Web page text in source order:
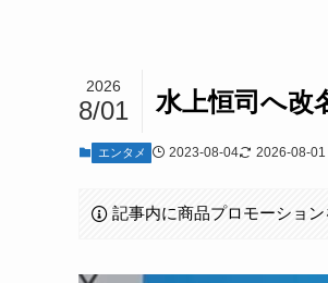
水上恒司へ改
2026
8/01
エンタメ 2023-08-04 2026-08-01
記事内に商品プロモーション